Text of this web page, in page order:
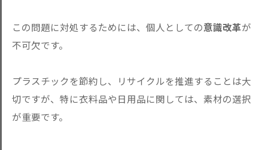
この問題に対処するためには、個人としての意識改革が
不可欠です。
プラスチックを節約し、リサイクルを推進することは大
切ですが、特に衣料品や日用品に関しては、素材の選択
が重要です。